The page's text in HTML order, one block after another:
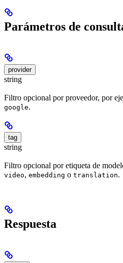
Parámetros de
provider
string
Filtro opcional por proveedor, por
google.
tag
string
Filtro opcional por etiqueta de
video, embedding o translation.
Respuesta